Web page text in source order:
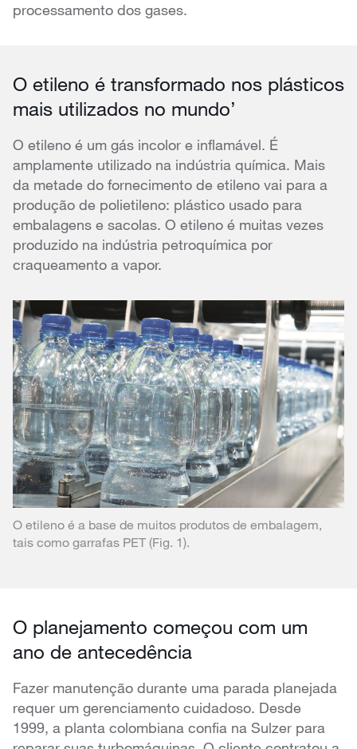
processamento dos gases.
O etileno é transformado nos plásticos
mais utilizados no mundo’
O etileno é um gás incolor e inflamável. É
amplamente utilizado na indústria química. Mais
da metade do fornecimento de etileno vai para a
produção de polietileno: plástico usado para
embalagens e sacolas. O etileno é muitas vezes
produzido na indústria petroquímica por
craqueamento a vapor.
O etileno é a base de muitos produtos de embalagem,
tais como garrafas PET (Fig. 1).
O planejamento começou com um
ano de antecedência
Fazer manutenção durante uma parada planejada
requer um gerenciamento cuidadoso. Desde
1999, a planta colombiana confia na Sulzer para